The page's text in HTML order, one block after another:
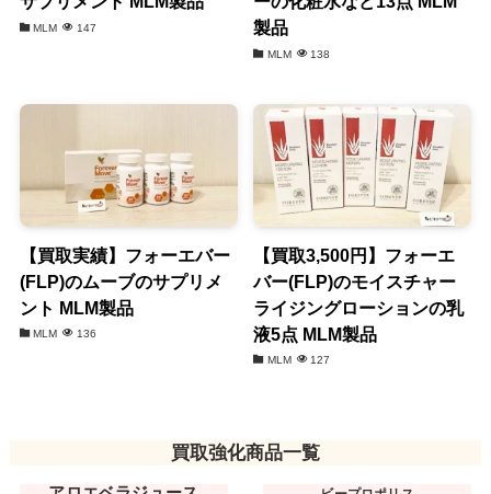
MLM 147
製品
MLM 138
【買取実績】フォーエバー
(FLP)のムーブのサプリメ
ント MLM製品
MLM 136
【買取3,500円】フォーエ
バー(FLP)のモイスチャー
ライジングローションの乳
液5点 MLM製品
MLM 127
買取強化商品一覧